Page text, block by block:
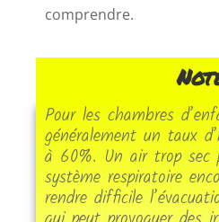
comprendre.
Pour les chambres
généralement un taux
à 60%. Un air trop sec
système respiratoire
rendre difficile